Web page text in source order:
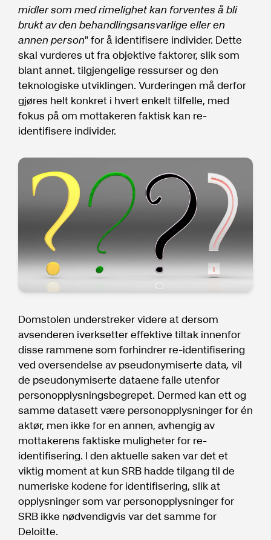
midler som med rimelighet kan forventes å bli
brukt av den behandlingsansvarlige eller en
annen person" for å identifisere individer. Dette
skal vurderes ut fra objektive faktorer, slik som
blant annet. tilgjengelige ressurser og den
teknologiske utviklingen. Vurderingen må derfor
gjøres helt konkret i hvert enkelt tilfelle, med
fokus på om mottakeren faktisk kan re-
identifisere individer.
Domstolen understreker videre at dersom
avsenderen iverksetter effektive tiltak innenfor
disse rammene som forhindrer re-identifisering
ved oversendelse av pseudonymiserte data,vil
de pseudonymiserte dataene falle utenfor
personopplysningsbegrepet. Dermed kan ett og
samme datasett være personopplysninger for én
aktør, men ikke for en annen, avhengig av
mottakerens faktiske muligheter for re-
identifisering. I den aktuelle saken var det et
viktig moment at kun SRB hadde tilgang til de
numeriske kodene for identifisering, slik at
opplysninger som var personopplysninger for
SRB ikke nødvendigvis var det samme for
Deloitte.